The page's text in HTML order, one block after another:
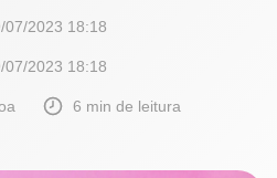
07/2023 18:18
07/2023 18:18
6 min de leitura